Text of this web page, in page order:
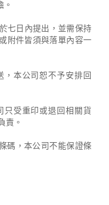
七日內提出，並需保持
附件皆須與落單內容一
本公司恕不予安排回
只受重印或退回相關貨
責。
碼，本公司不能保證條